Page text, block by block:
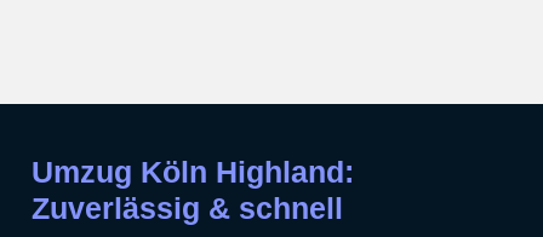
Umzug Köln Highland:
Zuverlässig & schnell